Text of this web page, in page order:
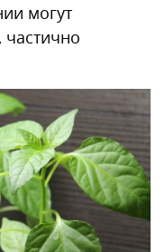
могут
частично